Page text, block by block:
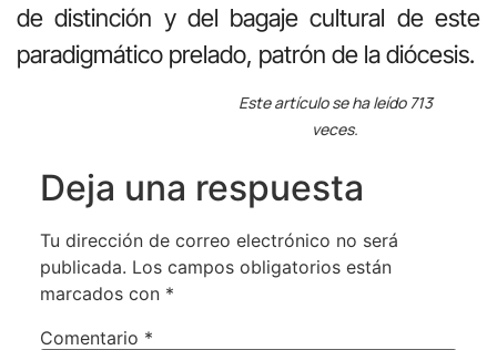
de distinción y del bagaje cultural de este
paradigmático prelado, patrón de la diócesis.
Este artículo se ha leído 713
veces.
Deja una respuesta
Tu dirección de correo electrónico no será
publicada. Los campos obligatorios están
marcados con *
Comentario *